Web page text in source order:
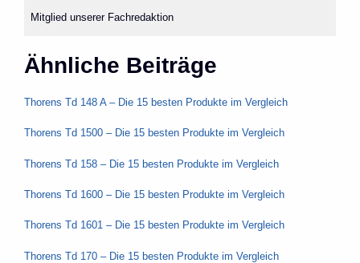
Mitglied unserer Fachredaktion
Ähnliche Beiträge
Thorens Td 148 A – Die 15 besten Produkte im Vergleich
Thorens Td 1500 – Die 15 besten Produkte im Vergleich
Thorens Td 158 – Die 15 besten Produkte im Vergleich
Thorens Td 1600 – Die 15 besten Produkte im Vergleich
Thorens Td 1601 – Die 15 besten Produkte im Vergleich
Thorens Td 170 – Die 15 besten Produkte im Vergleich